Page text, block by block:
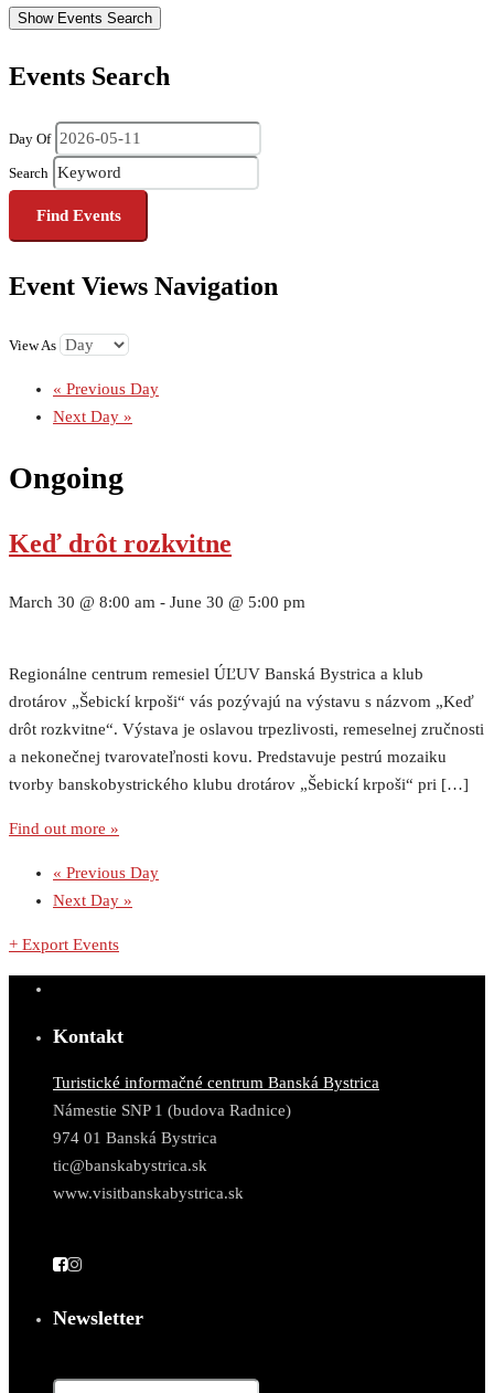
Show Events Search
Events Search
Day Of
Search
Event Views Navigation
View As
« Previous Day
Next Day »
Ongoing
Keď drôt rozkvitne
March 30 @ 8:00 am - June 30 @ 5:00 pm
Regionálne centrum remesiel ÚĽUV Banská Bystrica a klub
drotárov „Šebickí krpoši“ vás pozývajú na výstavu s názvom „Keď
drôt rozkvitne“. Výstava je oslavou trpezlivosti, remeselnej zručnosti
a nekonečnej tvarovateľnosti kovu. Predstavuje pestrú mozaiku
tvorby banskobystrického klubu drotárov „Šebickí krpoši“ pri […]
Find out more »
« Previous Day
Next Day »
+ Export Events
Kontakt
Turistické informačné centrum Banská Bystrica
Námestie SNP 1 (budova Radnice)
974 01 Banská Bystrica
tic@banskabystrica.sk
www.visitbanskabystrica.sk
Newsletter